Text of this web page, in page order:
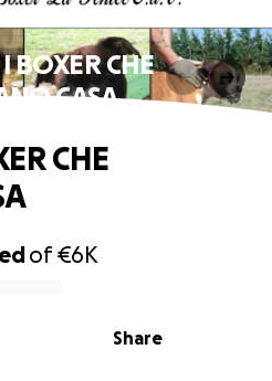
BOXER CHE
CASA
of€6K
Share
CHE